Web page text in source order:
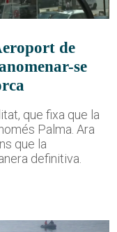
de
se
que fixa que la
Palma. Ara
que la
definitiva.